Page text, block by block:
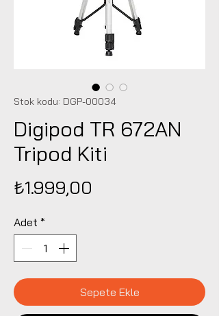
Stok kodu: DGP-00034
Digipod TR 672AN
Tripod Kiti
₺1.999,00
Adet *
Sepete Ekle